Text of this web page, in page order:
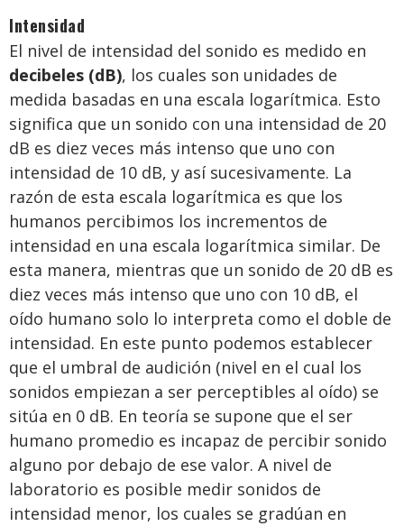
Intensidad
El nivel de intensidad del sonido es medido en
decibeles (dB), los cuales son unidades de
medida basadas en una escala logarítmica. Esto
significa que un sonido con una intensidad de 20
dB es diez veces más intenso que uno con
intensidad de 10 dB, y así sucesivamente. La
razón de esta escala logarítmica es que los
humanos percibimos los incrementos de
intensidad en una escala logarítmica similar. De
esta manera, mientras que un sonido de 20 dB es
diez veces más intenso que uno con 10 dB, el
oído humano solo lo interpreta como el doble de
intensidad. En este punto podemos establecer
que el umbral de audición (nivel en el cual los
sonidos empiezan a ser perceptibles al oído) se
sitúa en 0 dB. En teoría se supone que el ser
humano promedio es incapaz de percibir sonido
alguno por debajo de ese valor. A nivel de
laboratorio es posible medir sonidos de
intensidad menor, los cuales se gradúan en